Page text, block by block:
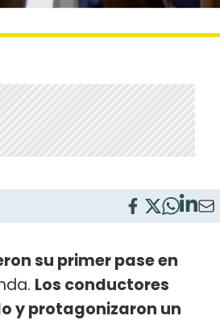
su primer pase en
Los conductores
y protagonizaron un